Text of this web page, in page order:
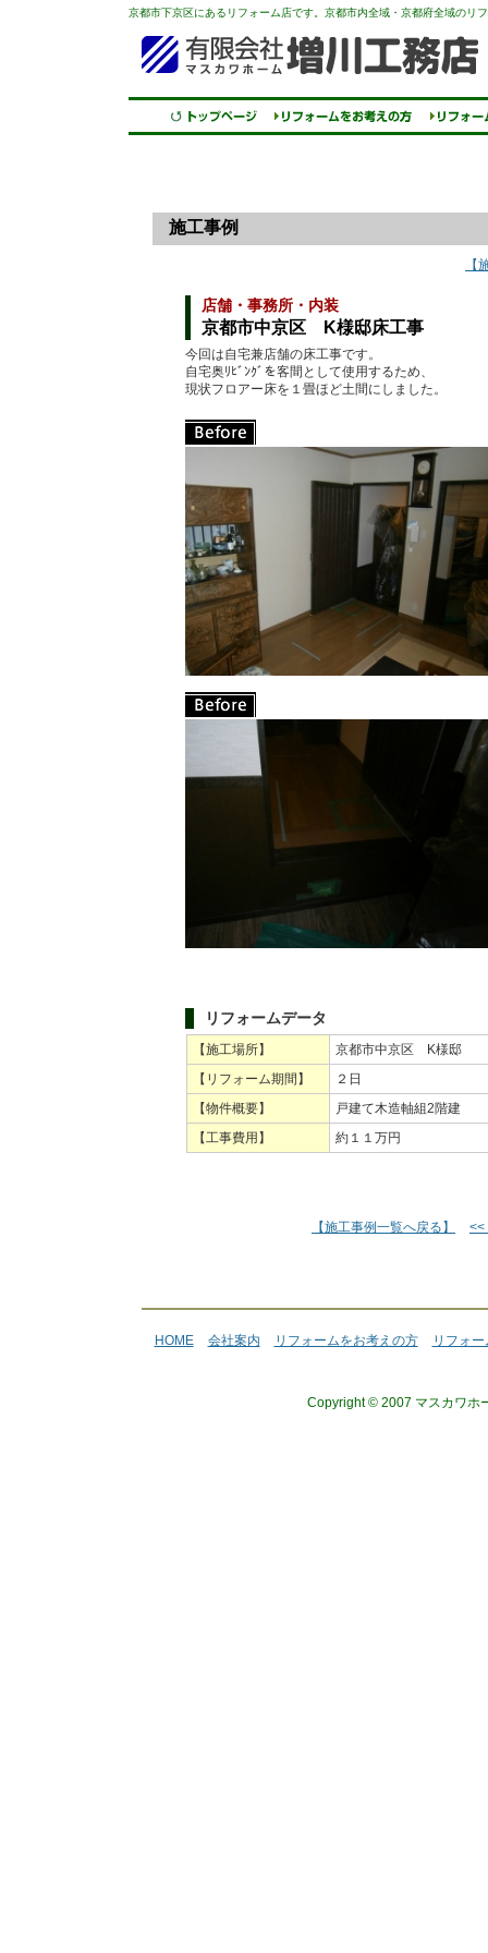
京都市下京区にあるリフォーム店です。京都市内全域・京都府全域の
施工事例
【
店舗・事務所・内装
京都市中京区 K様邸床工事
今回は自宅兼店舗の床工事です。
自宅奥ﾘﾋﾞﾝｸﾞを客間として使用するため、
現状フロアー床を１畳ほど土間にしました。
リフォームデータ
【施工場所】
京都市中京区 K様邸
【リフォーム期間】
２日
【物件概要】
戸建て木造軸組2階建
【工事費用】
約１１万円
【施工事例一覧へ戻る】 <<
HOME 会社案内 リフォームをお考えの方 リフォ
Copyright © 2007 マスカワ